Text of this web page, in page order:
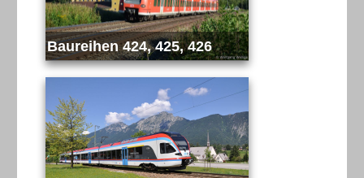
Baureihen 424, 425, 426